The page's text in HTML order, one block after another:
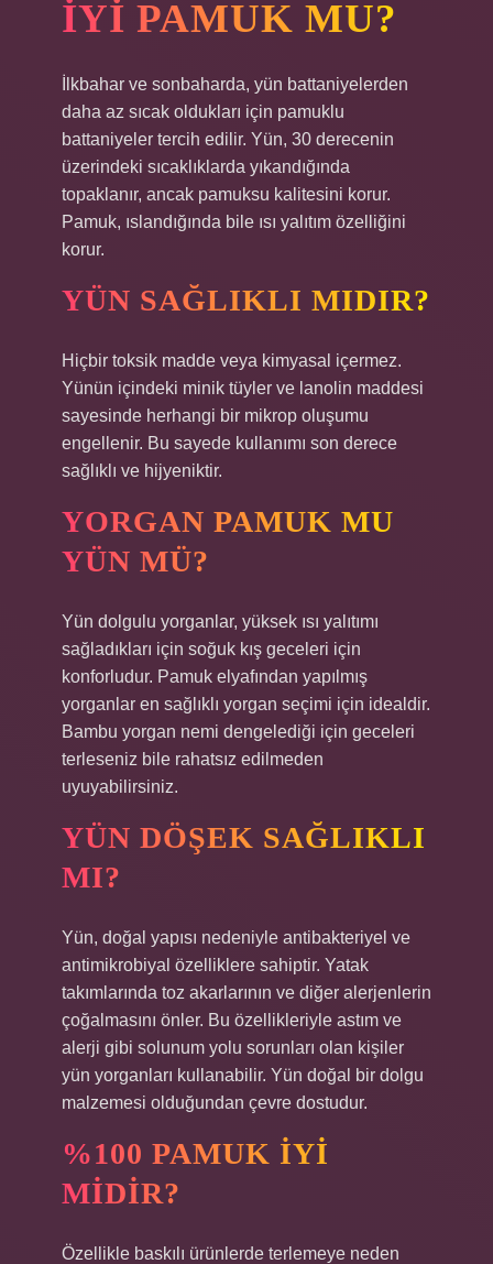
IYI PAMUK MU?
İlkbahar ve sonbaharda, yün battaniyelerden
daha az sıcak oldukları için pamuklu
battaniyeler tercih edilir. Yün, 30 derecenin
üzerindeki sıcaklıklarda yıkandığında
topaklanır, ancak pamuksu kalitesini korur.
Pamuk, ıslandığında bile ısı yalıtım özelliğini
korur.
YÜN SAĞLIKLI MIDIR?
Hiçbir toksik madde veya kimyasal içermez.
Yünün içindeki minik tüyler ve lanolin maddesi
sayesinde herhangi bir mikrop oluşumu
engellenir. Bu sayede kullanımı son derece
sağlıklı ve hijyeniktir.
YORGAN PAMUK MU
YÜN MÜ?
Yün dolgulu yorganlar, yüksek ısı yalıtımı
sağladıkları için soğuk kış geceleri için
konforludur. Pamuk elyafından yapılmış
yorganlar en sağlıklı yorgan seçimi için idealdir.
Bambu yorgan nemi dengelediği için geceleri
terleseniz bile rahatsız edilmeden
uyuyabilirsiniz.
YÜN DÖŞEK SAĞLIKLI
MI?
Yün, doğal yapısı nedeniyle antibakteriyel ve
antimikrobiyal özelliklere sahiptir. Yatak
takımlarında toz akarlarının ve diğer alerjenlerin
çoğalmasını önler. Bu özellikleriyle astım ve
alerji gibi solunum yolu sorunları olan kişiler
yün yorganları kullanabilir. Yün doğal bir dolgu
malzemesi olduğundan çevre dostudur.
%100 PAMUK IYI
MIDIR?
Özellikle baskılı ürünlerde terlemeye neden